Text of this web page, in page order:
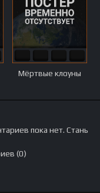
Мёртвые клоуны
пока нет. Стань
(0)